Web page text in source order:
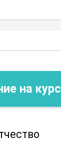
на курс